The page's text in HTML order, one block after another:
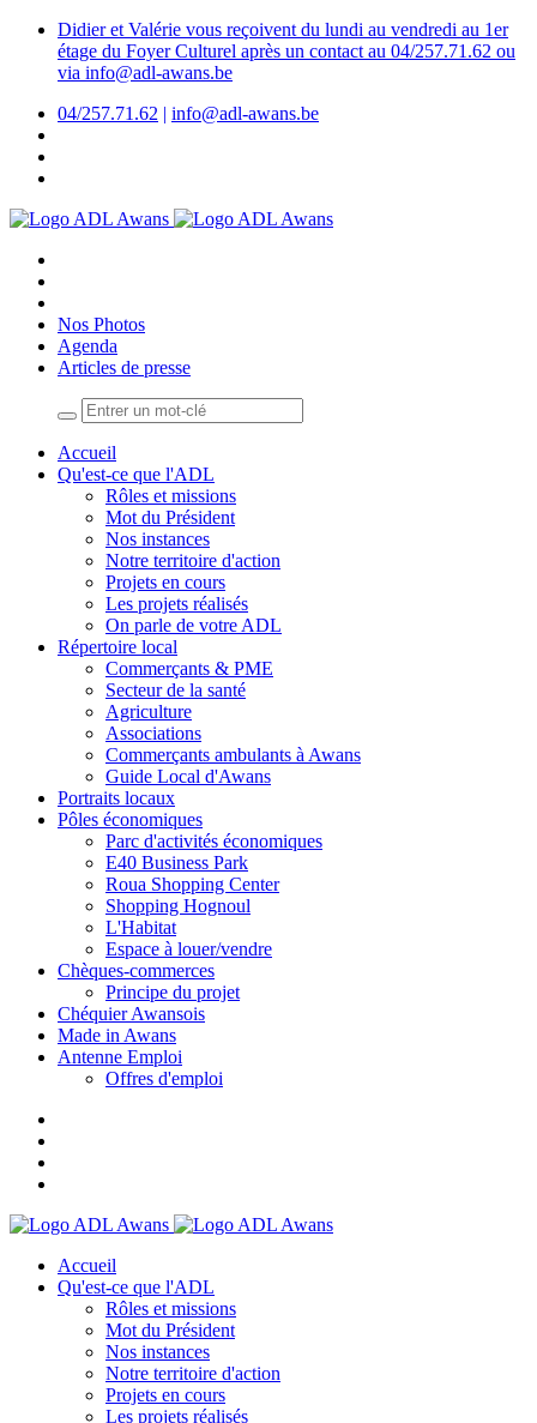
Didier et Valérie vous reçoivent du lundi au vendredi au 1er
étage du Foyer Culturel après un contact au 04/257.71.62 ou
via info@adl-awans.be
04/257.71.62 | info@adl-awans.be
Nos Photos
Agenda
Articles de presse
Accueil
Qu'est-ce que l'ADL
Rôles et missions
Mot du Président
Nos instances
Notre territoire d'action
Projets en cours
Les projets réalisés
On parle de votre ADL
Répertoire local
Commerçants & PME
Secteur de la santé
Agriculture
Associations
Commerçants ambulants à Awans
Guide Local d'Awans
Portraits locaux
Pôles économiques
Parc d'activités économiques
E40 Business Park
Roua Shopping Center
Shopping Hognoul
L'Habitat
Espace à louer/vendre
Chèques-commerces
Principe du projet
Chéquier Awansois
Made in Awans
Antenne Emploi
Offres d'emploi
Accueil
Qu'est-ce que l'ADL
Rôles et missions
Mot du Président
Nos instances
Notre territoire d'action
Projets en cours
Les projets réalisés